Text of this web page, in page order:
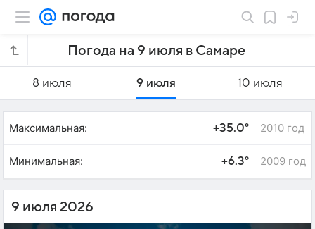
Погода на 9 июля в Самаре
8 июля 9 июля 10 июля
Максимальная: +35.0° 2010 год
Минимальная: +6.3° 2009 год
9 июля 2026